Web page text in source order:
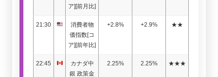
ア][前月比]
21:30
消費者物
価指数[コ
ア][前年比]
+2.8% +2.9% ★★
22:45
カナダ中
銀 政策金
2.25% 2.25% ★★★